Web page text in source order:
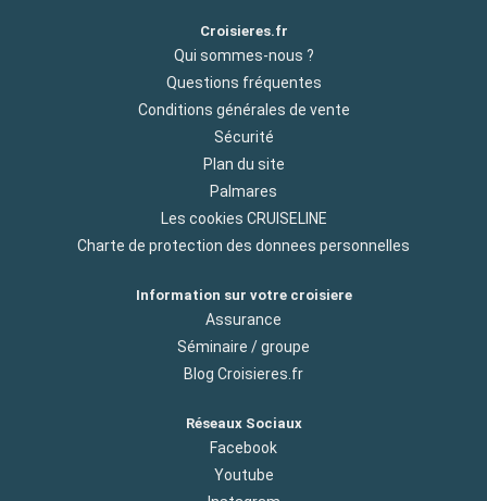
Croisieres.fr
Qui sommes-nous ?
Questions fréquentes
Conditions générales de vente
Sécurité
Plan du site
Palmares
Les cookies CRUISELINE
Charte de protection des donnees personnelles
Information sur votre croisiere
Assurance
Séminaire / groupe
Blog Croisieres.fr
Réseaux Sociaux
Facebook
Youtube